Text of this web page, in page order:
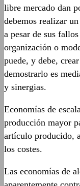
libre mercado dan
debemos realizar
a pesar de sus
organización o
puede, y debe,
demostrarlo es
y sinergias.
Economías de
producción mayor
artículo producido,
los costes.
Las economías de